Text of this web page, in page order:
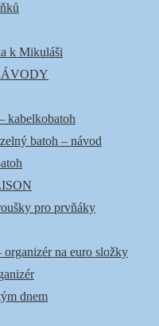
k Mikuláši
kabelkobatoh
batoh – návod
pro prvňáky
na euro složky
dnem